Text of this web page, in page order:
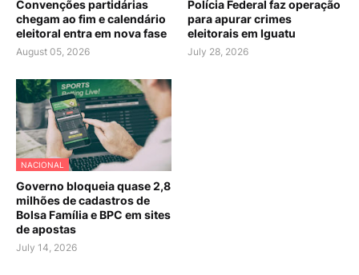
Convenções partidárias
chegam ao fim e calendário
eleitoral entra em nova fase
August 05, 2026
Polícia Federal faz operação
para apurar crimes
eleitorais em Iguatu
July 28, 2026
NACIONAL
Governo bloqueia quase 2,8
milhões de cadastros de
Bolsa Família e BPC em sites
de apostas
July 14, 2026